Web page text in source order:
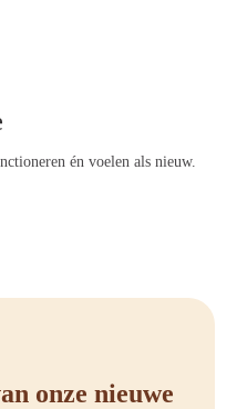
én voelen als nieuw.
onze nieuwe